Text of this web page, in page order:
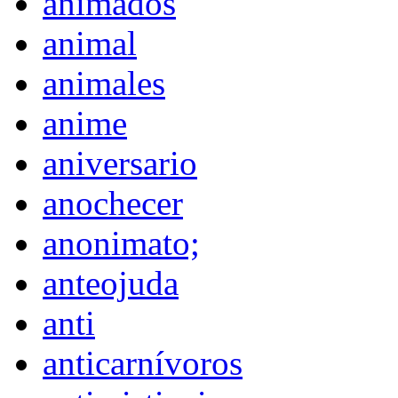
animal
animales
anime
aniversario
anochecer
anonimato;
anteojuda
anti
anticarnívoros